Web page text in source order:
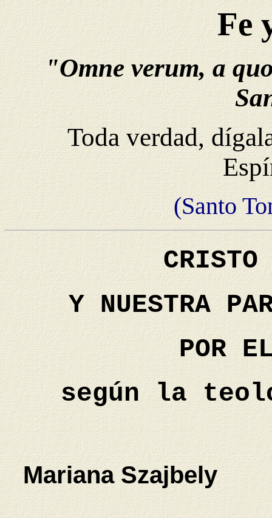
Fe
"Omne verum, a
Toda verdad,
(Santo
CRISTO
Y NUESTRA
POR
según la
Mariana Szajbely